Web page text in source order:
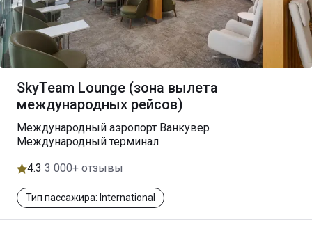
SkyTeam Lounge (зона вылета
международных рейсов)
Международный аэропорт Ванкувер
Международный терминал
4.3 3 000+ отзывы
Тип пассажира: International